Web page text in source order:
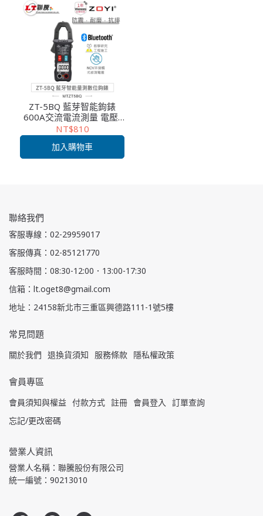
ZT-5BQ 藍芽智能鉤錶
600A交流電流測量 電壓/
電流/電阻/頻率測量 高精
度測試 NCV感應電壓測量
技術維修 ZOYI眾儀電測 一
年保固
NT$810
加入購物車
聯絡我們
客服專線：02-29959017
客服傳真：02-85121770
客服時間：08:30-12:00．13:00-17:30
信箱：lt.oget8@gmail.com
地址：24158新北市三重區興德路111-1號5樓
常見問題
關於我們 退換貨須知 服務條款 隱私權政策
會員專區
會員須知與權益 付款方式 註冊 會員登入
訂單查詢
忘記/更改密碼
營業人資訊
營業人名稱：聯騰股份有限公司
統一編號：90213010